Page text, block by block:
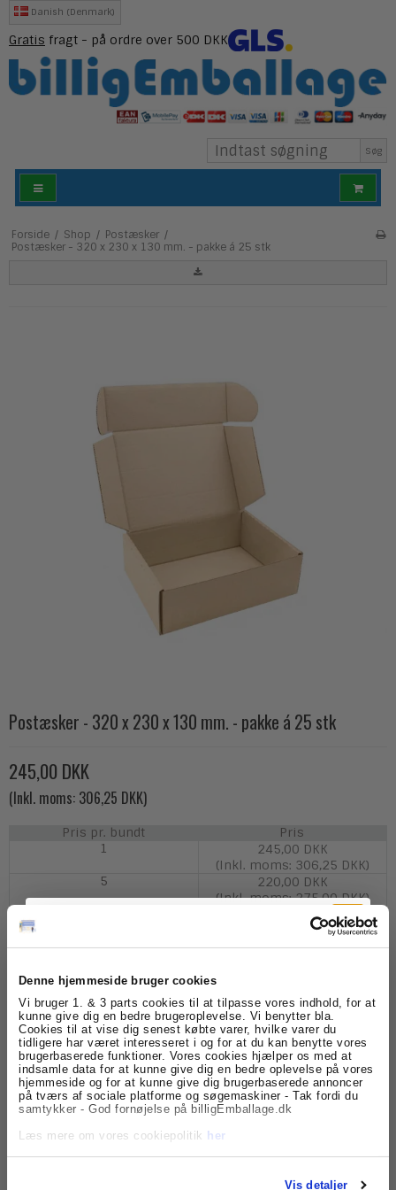
Denne hjemmeside bruger cookies
Vi bruger 1. & 3 parts cookies til at tilpasse vores indhold, for at
kunne give dig en bedre brugeroplevelse. Vi benytter bla.
Cookies til at vise dig senest købte varer, hvilke varer du
tidligere har været interesseret i og for at du kan benytte vores
brugerbaserede funktioner. Vores cookies hjælper os med at
indsamle data for at kunne give dig en bedre oplevelse på vores
hjemmeside og for at kunne give dig brugerbaserede annoncer
på tværs af sociale platforme og søgemaskiner - Tak fordi du
samtykker - God fornøjelse på billigEmballage.dk
Læs mere om vores cookiepolitik
her
Vis detaljer
Danish (Denmark)
Gratis fragt - på ordre over 500 DKK
Søg
Forside / Shop / Postæsker /
Postæsker - 320 x 230 x 130 mm. - pakke á 25 stk
Postæsker - 320 x 230 x 130 mm. - pakke á 25 stk
245,00 DKK
(Inkl. moms: 306,25 DKK)
Pris pr. bundt
Pris
1
245,00 DKK
(Inkl. moms: 306,25 DKK)
5
220,00 DKK
(Inkl. moms: 275,00 DKK)
175,00 DKK
(Inkl. moms: 218,75 DKK)
Model/Varenr.: PST040
Lagerstatus:
Varen er på lager.
Bundt Køb
Postæskerne er er opgivet med indvendige mål.
Tilmeld dig
nyhedsbrevet
Få skarpe tilbud, nyheder og eksklusive
kundefordele, direkte i din indbakke.